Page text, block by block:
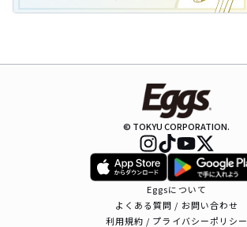
© TOKYU CORPORATION.
Eggsについて
よくある質問 / お問い合わせ
利用規約 / プライバシーポリシー